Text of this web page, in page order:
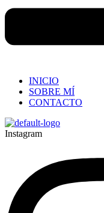
INICIO
SOBRE MÍ
CONTACTO
Instagram